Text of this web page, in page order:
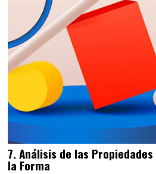
7. Análisis de las
la Forma